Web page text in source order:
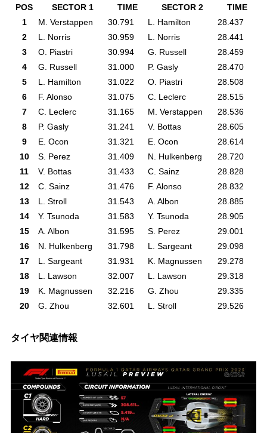
POS SECTOR 1 TIME SECTOR 2
TIME
1
M. Verstappen 30.791 L. Hamilton 28.437
2
L. Norris 30.959 L. Norris 28.441
3
O. Piastri 30.994 G. Russell 28.459
4
G. Russell 31.000 P. Gasly 28.470
5
L. Hamilton 31.022 O. Piastri 28.508
6
F. Alonso 31.075 C. Leclerc 28.515
7
C. Leclerc 31.165 M. Verstappen 28.536
8
P. Gasly 31.241 V. Bottas 28.605
9
E. Ocon 31.321 E. Ocon 28.614
10
S. Perez 31.409 N. Hulkenberg 28.720
11
V. Bottas 31.433 C. Sainz 28.828
12
C. Sainz 31.476 F. Alonso 28.832
13
L. Stroll 31.543 A. Albon 28.885
14
Y. Tsunoda 31.583 Y. Tsunoda 28.905
15
A. Albon 31.595 S. Perez 29.001
16
N. Hulkenberg 31.798 L. Sargeant 29.098
17
L. Sargeant 31.931 K. Magnussen 29.278
18
L. Lawson 32.007 L. Lawson 29.318
19
K. Magnussen 32.216 G. Zhou 29.335
20
G. Zhou 32.601 L. Stroll 29.526
タイヤ関連情報